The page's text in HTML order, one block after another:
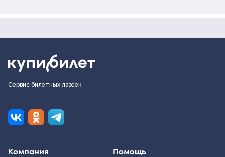
Сервис билетных лазеек
Компания Помощь